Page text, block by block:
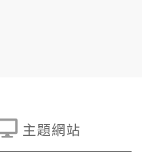
械佮天氣狀況以外，
主題網站